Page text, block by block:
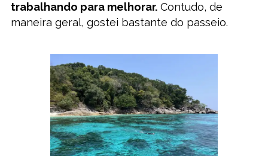
trabalhando para melhorar.Contudo, de
maneira geral, gostei bastante do passeio.